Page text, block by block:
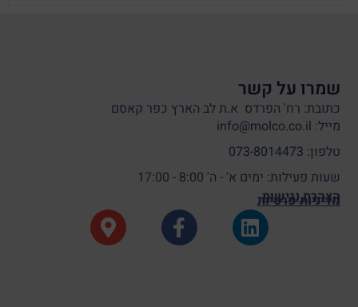
שמרו על קשר
כתובת: רח' הפרדס א.ת לב הארץ כפר קאסם
מייל: info@molco.co.il
טלפון: 073-8014473
שעות פעילות: ימים א' - ה' 8:00 - 17:00
הצהרת נגישות
מדיניות פרטיות